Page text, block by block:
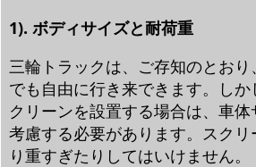
1). ボディサイズと耐荷重
三輪トラックは、ご存知のとお
でも自由に行き来できます。しか
クリーンを設置する場合は、車
考慮する必要があります。スク
り重すぎたりしてはいけません。